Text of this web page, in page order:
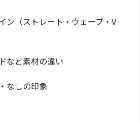
ン（ストレート・ウェーブ・V
など素材の違い
なしの印象